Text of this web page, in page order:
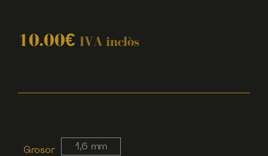
10.00€ IVA inclòs
Grosor 1,6 mm